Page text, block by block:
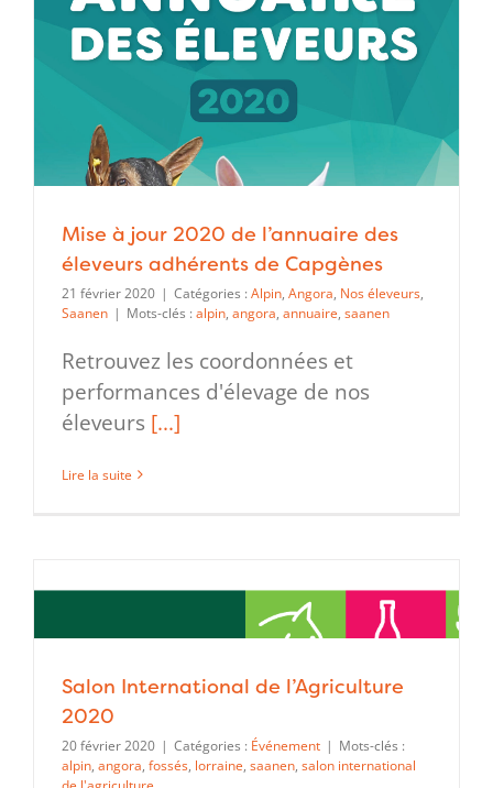
Mise à jour 2020 de l’annuaire des
éleveurs adhérents de Capgènes
21 février 2020 | Catégories : Alpin, Angora, Nos éleveurs,
Saanen | Mots-clés : alpin, angora, annuaire, saanen
Retrouvez les coordonnées et
performances d'élevage de nos
éleveurs [...]
Lire la suite
Salon International de l’Agriculture
2020
20 février 2020 | Catégories : Événement | Mots-clés :
alpin, angora, fossés, lorraine, saanen, salon international